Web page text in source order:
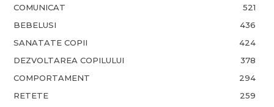
COMUNICAT
521
BEBELUSI
436
SANATATE COPII
424
DEZVOLTAREA COPILULUI
378
COMPORTAMENT
294
RETETE
259